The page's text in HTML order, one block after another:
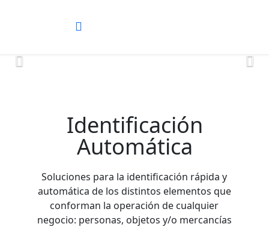
Identificación
Automática
Soluciones para la identificación rápida y
automática de los distintos elementos que
conforman la operación de cualquier
negocio: personas, objetos y/o mercancías